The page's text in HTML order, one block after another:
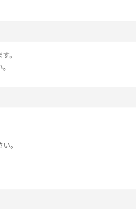
。
。